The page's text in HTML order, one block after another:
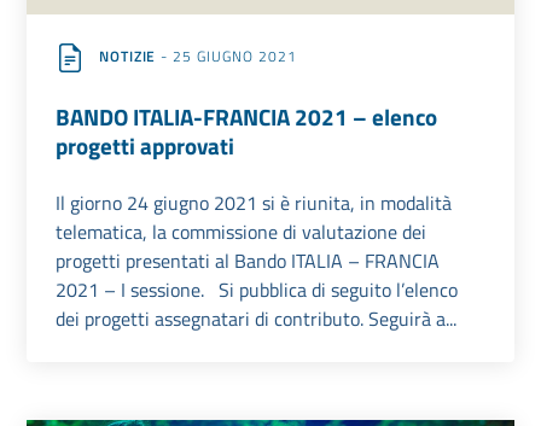
NOTIZIE - 25 GIUGNO 2021
BANDO ITALIA-FRANCIA 2021 – elenco
progetti approvati
Il giorno 24 giugno 2021 si è riunita, in modalità
telematica, la commissione di valutazione dei
progetti presentati al Bando ITALIA – FRANCIA
2021 – I sessione. Si pubblica di seguito l’elenco
dei progetti assegnatari di contributo. Seguirà a...